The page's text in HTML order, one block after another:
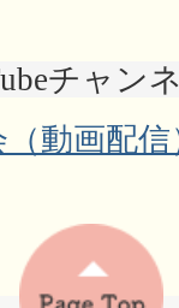
チャン
動画配信